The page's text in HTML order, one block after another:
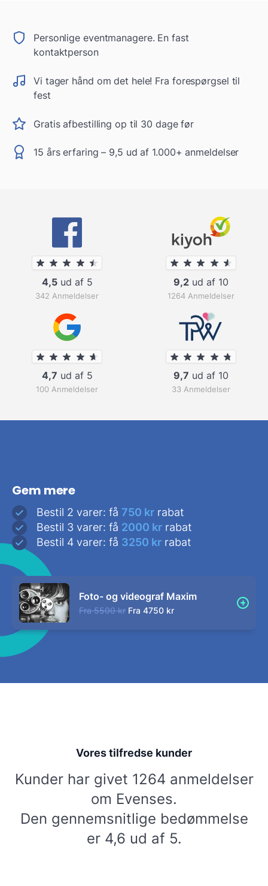
Personlige eventmanagere. En fast
kontaktperson
Vi tager hånd om det hele! Fra forespørgsel til
fest
Gratis afbestilling op til 30 dage før
15 års erfaring – 9,5 ud af 1.000+ anmeldelser
4,5ud af 5
342 Anmeldelser
9,2 ud af 10
1264 Anmeldelser
4,7 ud af 5
100 Anmeldelser
9,7 ud af 10
33 Anmeldelser
Gem mere
Bestil 2 varer: få 750 kr rabat
Bestil 3 varer: få 2000 kr rabat
Bestil 4 varer: få 3250 kr rabat
Foto- og videograf Maxim
Fra 5500 kr Fra 4750 kr
Vores tilfredse kunder
Kunder har givet 1264 anmeldelser
om Evenses.
Den gennemsnitlige bedømmelse
er 4,6 ud af 5.